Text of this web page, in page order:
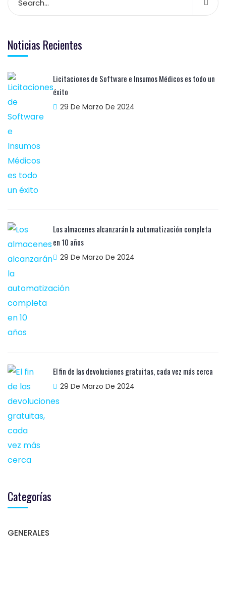
Noticias Recientes
Licitaciones de Software e Insumos Médicos es todo un
éxito
29 De Marzo De 2024
Los almacenes alcanzarán la automatización completa
en 10 años
29 De Marzo De 2024
El fin de las devoluciones gratuitas, cada vez más cerca
29 De Marzo De 2024
Categorías
GENERALES